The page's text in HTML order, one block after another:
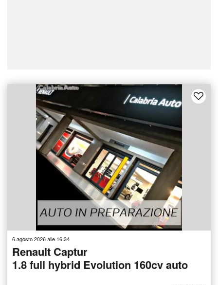
6 agosto 2026 alle 16:34
Renault Captur
1.8 full hybrid Evolution 160cv auto